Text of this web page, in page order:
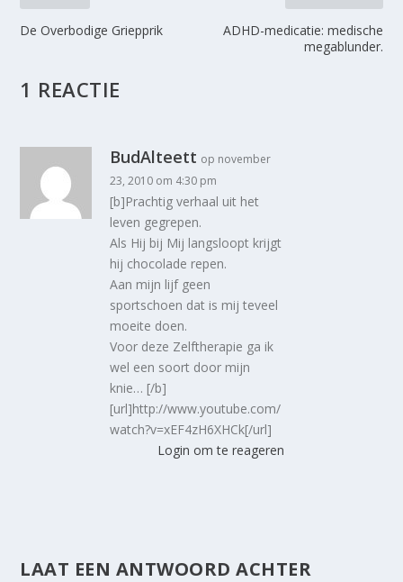
De Overbodige Griepprik
ADHD-medicatie: medische
megablunder.
1 REACTIE
BudAlteett op november
23, 2010 om 4:30 pm
[b]Prachtig verhaal uit het
leven gegrepen.
Als Hij bij Mij langsloopt krijgt
hij chocolade repen.
Aan mijn lijf geen
sportschoen dat is mij teveel
moeite doen.
Voor deze Zelftherapie ga ik
wel een soort door mijn
knie… [/b]
[url]http://www.youtube.com/
watch?v=xEF4zH6XHCk[/url]
Login om te reageren
LAAT EEN ANTWOORD ACHTER